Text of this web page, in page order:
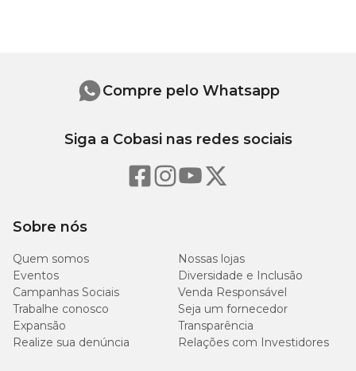
Sobre nós
Quem somos
Nossas lojas
Eventos
Diversidade e Inclusão
Campanhas Sociais
Venda Responsável
Trabalhe conosco
Seja um fornecedor
Expansão
Transparência
Realize sua denúncia
Relações com Investidores
Compre pelo Whatsapp
Siga a Cobasi nas redes sociais